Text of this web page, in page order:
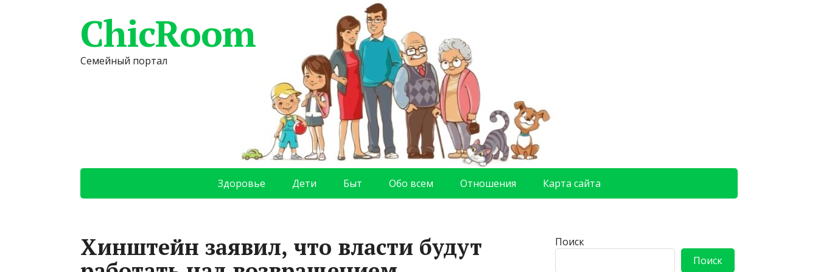
ChicRoom
Семейный портал
Здоровье Дети Быт Обо всем Отношения Карта сайта
Хинштейн заявил, что власти будут
Поиск
Поиск